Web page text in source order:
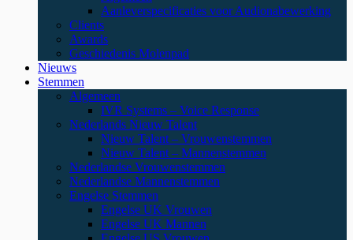
Aanleverspecificaties voor Audionabewerking
Clients
Awards
Geschiedenis Molenpad
Nieuws
Stemmen
Algemeen
IVR Systems – Voice Response
Nederlands Nieuw Talent
Nieuw Talent – Vrouwenstemmen
Nieuw Talent – Mannenstemmen
Nederlandse Vrouwenstemmen
Nederlandse Mannenstemmen
Engelse Stemmen
Engelse UK Vrouwen
Engelse UK Mannen